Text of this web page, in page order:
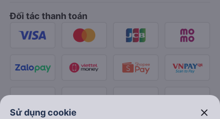
Đối tác thanh toán
Sử dụng cookie close